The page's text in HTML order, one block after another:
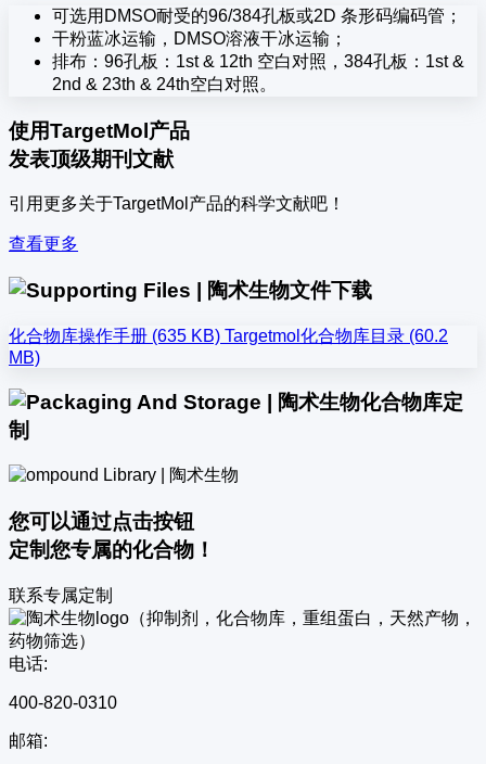
可选用DMSO耐受的96/384孔板或2D 条形码编码管；
干粉蓝冰运输，DMSO溶液干冰运输；
排布：96孔板：1st & 12th 空白对照，384孔板：1st &
2nd & 23th & 24th空白对照。
使用TargetMol产品
发表顶级期刊文献
引用更多关于TargetMol产品的科学文献吧！
查看更多
文件下载
化合物库操作手册 (635 KB) Targetmol化合物库目录 (60.2
MB)
化合物库定
制
您可以通过点击按钮
定制您专属的化合物！
联系专属定制
电话:
400-820-0310
邮箱: